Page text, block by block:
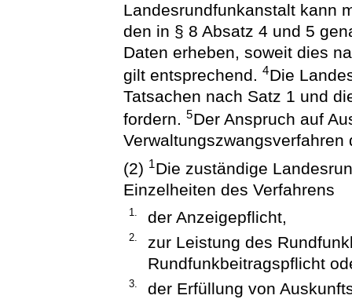
Landesrundfunkanstalt kann
den in § 8 Absatz 4 und 5
Daten erheben, soweit dies
gilt entsprechend.4Die
Tatsachen nach Satz 1 und
fordern.5Der Anspruch auf
Verwaltungszwangsverfahren
(2) 1Die zuständige
Einzelheiten des Verfahrens
1. der Anzeigepflicht,
2.
zur Leistung des
Rundfunkbeitragspflicht
3. der Erfüllung von